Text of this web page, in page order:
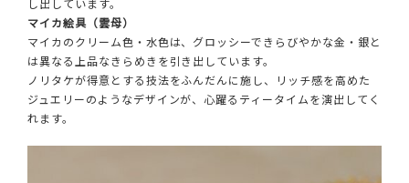
マイカ絵具（雲母）
マイカのクリーム色・水色は、グロッシーできらびやかな金・銀と
は異なる上品なきらめきを引き出しています。
ノリタケが得意とする技法をふんだんに施し、リッチ感を高めた
ジュエリーのようなデザインが、心躍るティータイムを演出してく
れます。